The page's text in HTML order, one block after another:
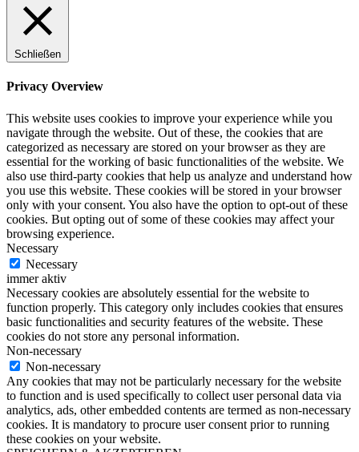
Schließen
Privacy Overview
This website uses cookies to improve your experience while you
navigate through the website. Out of these, the cookies that are
categorized as necessary are stored on your browser as they are
essential for the working of basic functionalities of the website. We
also use third-party cookies that help us analyze and understand how
you use this website. These cookies will be stored in your browser
only with your consent. You also have the option to opt-out of these
cookies. But opting out of some of these cookies may affect your
browsing experience.
Necessary
Necessary
immer aktiv
Necessary cookies are absolutely essential for the website to
function properly. This category only includes cookies that ensures
basic functionalities and security features of the website. These
cookies do not store any personal information.
Non-necessary
Non-necessary
Any cookies that may not be particularly necessary for the website
to function and is used specifically to collect user personal data via
analytics, ads, other embedded contents are termed as non-necessary
cookies. It is mandatory to procure user consent prior to running
these cookies on your website.